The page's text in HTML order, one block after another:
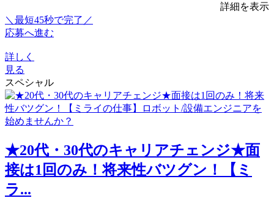
詳細を表示
＼最短45秒で完了／
応募へ進む
詳しく
見る
スペシャル
★20代・30代のキャリアチェンジ★面
接は1回のみ！将来性バツグン！【ミ
ラ...